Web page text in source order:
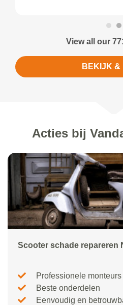
View all our
BEKIJK &
Acties bij
Scooter schade repareren
Professionele monteurs
Beste onderdelen
Eenvoudig en